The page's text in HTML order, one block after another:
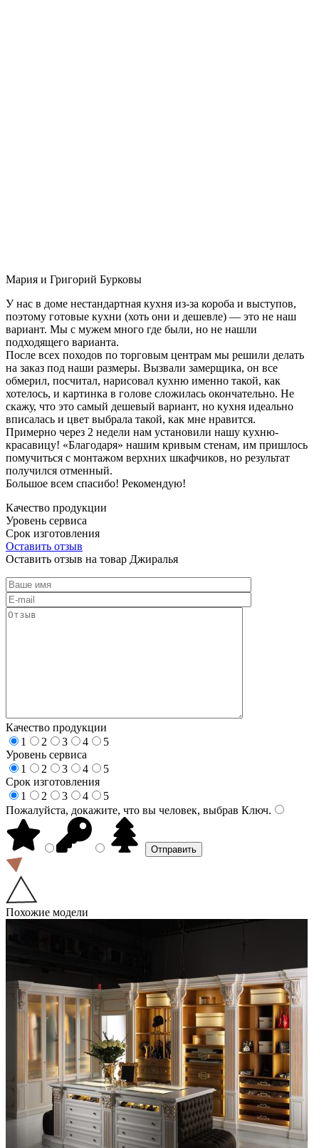
Мария и Григорий Бурковы
У нас в доме нестандартная кухня из-за короба и выступов,
поэтому готовые кухни (хоть они и дешевле) — это не наш
вариант. Мы с мужем много где были, но не нашли
подходящего варианта.
После всех походов по торговым центрам мы решили делать
на заказ под наши размеры. Вызвали замерщика, он все
обмерил, посчитал, нарисовал кухню именно такой, как
хотелось, и картинка в голове сложилась окончательно. Не
скажу, что это самый дешевый вариант, но кухня идеально
вписалась и цвет выбрала такой, как мне нравится.
Примерно через 2 недели нам установили нашу кухню-
красавицу! «Благодаря» нашим кривым стенам, им пришлось
помучиться с монтажом верхних шкафчиков, но результат
получился отменный.
Большое всем спасибо! Рекомендую!
Качество продукции
Уровень сервиса
Срок изготовления
Оставить отзыв
Оставить отзыв на товар Джиралья
Качество продукции
1
2 3 4
5
Уровень сервиса
1
2 3 4
5
Срок изготовления
1
2 3 4
5
Пожалуйста, докажите, что вы человек, выбрав Ключ.
Похожие модели